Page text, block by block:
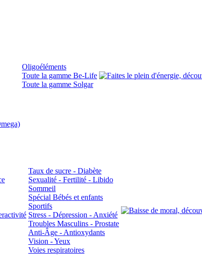
Oligoéléments
Toute la gamme Be-Life
Toute la gamme Solgar
Taux de sucre - Diabète
Sexualité - Fertilité - Libido
Sommeil
Spécial Bébés et enfants
Sportifs
Stress - Dépression - Anxiété
Troubles Masculins - Prostate
Anti-Âge - Antioxydants
Vision - Yeux
Voies respiratoires